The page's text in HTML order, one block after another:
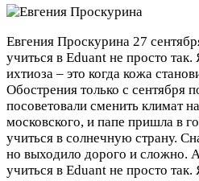
Евгения Проскурина 27
учиться в Eduant не просто так.
ихтиоза – это когда кожа
Обострения только с сентября
посоветовали сменить климат
московского, и папе пришла в
учиться в солнечную страну.
но выходило дорого и сложно.
учиться в Eduant не просто так.